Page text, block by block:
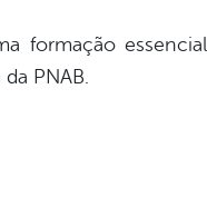
formação
PNAB.